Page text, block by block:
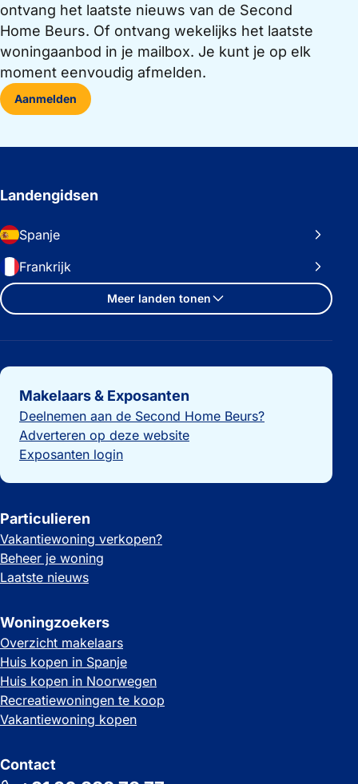
ontvang het laatste nieuws van de Second
Home Beurs. Of ontvang wekelijks het laatste
woningaanbod in je mailbox. Je kunt je op elk
moment eenvoudig afmelden.
Aanmelden
Landengidsen
Spanje
Frankrijk
Meer landen tonen
Belangrijke links
Makelaars & Exposanten
Deelnemen aan de Second Home Beurs?
Adverteren op deze website
Exposanten login
Particulieren
Vakantiewoning verkopen?
Beheer je woning
Laatste nieuws
Woningzoekers
Overzicht makelaars
Huis kopen in Spanje
Huis kopen in Noorwegen
Recreatiewoningen te koop
Vakantiewoning kopen
Contact